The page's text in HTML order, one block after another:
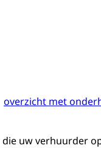
overzicht met
uw verhuurder